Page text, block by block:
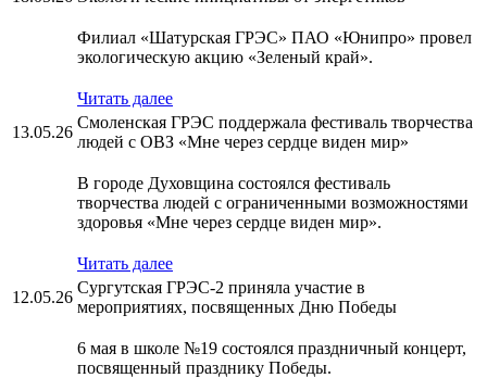
Филиал «Шатурская ГРЭС» ПАО «Юнипро» провел
экологическую акцию «Зеленый край».
Читать далее
13.05.26
Смоленская ГРЭС поддержала фестиваль творчества
людей с ОВЗ «Мне через сердце виден мир»
В городе Духовщина состоялся фестиваль
творчества людей с ограниченными возможностями
здоровья «Мне через сердце виден мир».
Читать далее
12.05.26
Сургутская ГРЭС-2 приняла участие в
мероприятиях, посвященных Дню Победы
6 мая в школе №19 состоялся праздничный концерт,
посвященный празднику Победы.